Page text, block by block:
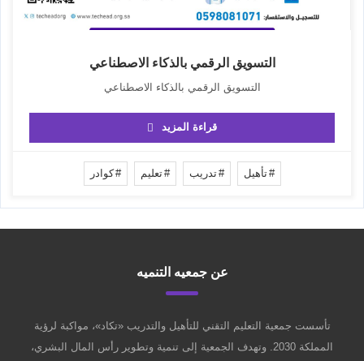
التسويق الرقمي بالذكاء الاصطناعي
التسويق الرقمي بالذكاء الاصطناعي
قراءة المزيد
تأهيل تدريب تعليم كوادر
عن جمعيه التنميه
تأسست جمعية التعليم التقني للتأهيل والتدريب «تكاد»، مواكبة لرؤية
المملكة 2030. وتهدف الجمعية إلى تنمية وتطوير رأس المال البشري،